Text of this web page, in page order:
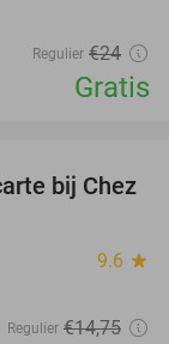
Regulier €24
Gratis
32%
bij Chez
9.6 star
Regulier €14,75